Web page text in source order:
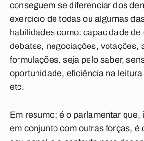
conseguem se diferenciar dos
exercício de todas ou algumas
habilidades como: capacidade de
debates, negociações, votações,
formulações, seja pelo saber,
oportunidade, eficiência na
etc.
Em resumo: é o parlamentar que,
em conjunto com outras forças, é